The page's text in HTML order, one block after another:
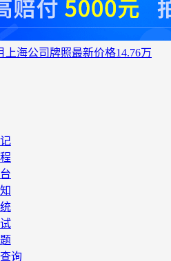
上海公司牌照最新价格14.76万
询